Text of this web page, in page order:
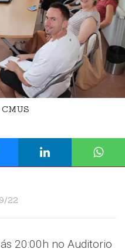
22
20:00h no Auditorio